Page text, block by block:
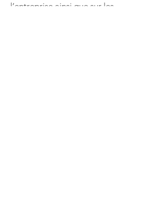
l’entreprise ainsi que sur les